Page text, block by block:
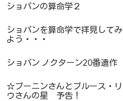
ショパンの算命学２
ショパンを算命学で拝見してみ
よう・・・
ショパン ノクターン20番遺作
☆ブーニンさんとブルース・リ
ウさんの星 予告！